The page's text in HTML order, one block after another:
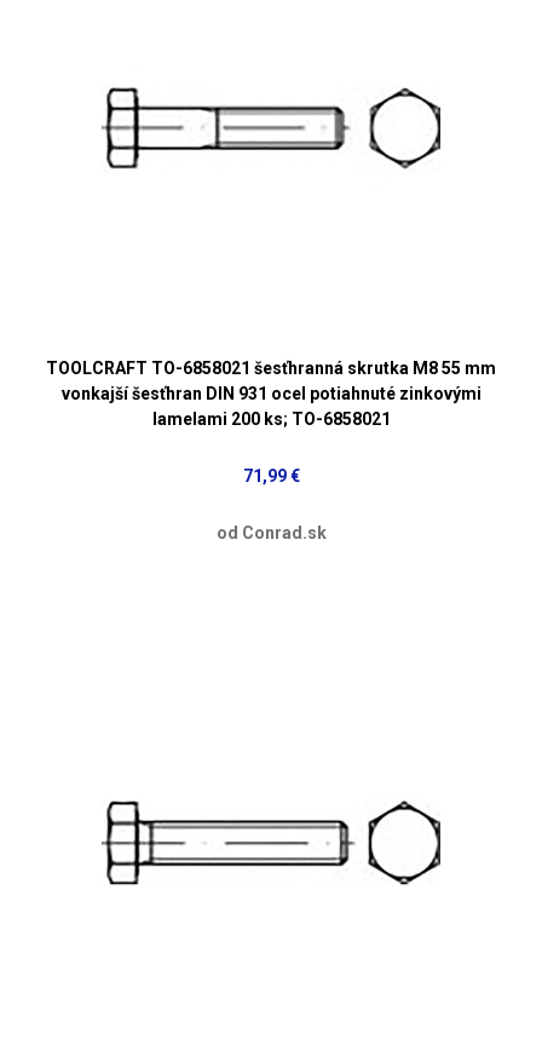
TOOLCRAFT TO-6858021 šesťhranná skrutka M8 55 mm
vonkajší šesťhran DIN 931 ocel potiahnuté zinkovými
lamelami 200 ks; TO-6858021
71,99 €
od Conrad.sk